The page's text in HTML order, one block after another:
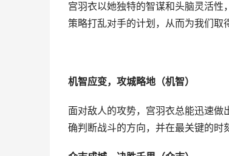
宫羽衣以她独特的智谋和头脑灵活
策略打乱对手的计划，从而为我们取
机智应变，攻城略地（机智）
面对敌人的攻势，宫羽衣总能迅速
确判断战斗的方向，并在最关键的时